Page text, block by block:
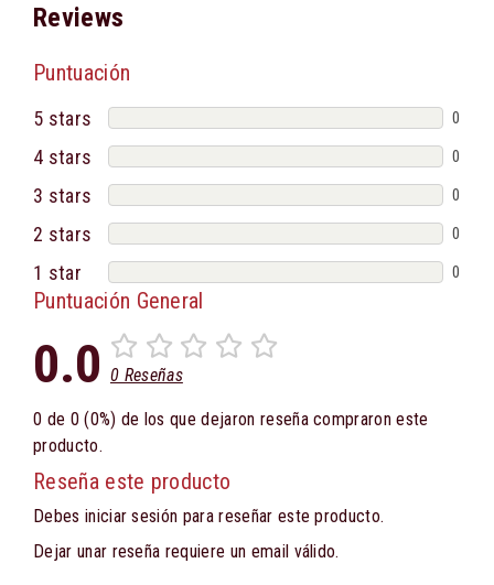
Reviews
Puntuación
5 stars 0
4 stars 0
3 stars 0
2 stars 0
1 star 0
Puntuación General
0.0 0 Reseñas
0 de 0 (0%) de los que dejaron reseña compraron este
producto.
Reseña este producto
Debes iniciar sesión para reseñar este producto.
Dejar unar reseña requiere un email válido.